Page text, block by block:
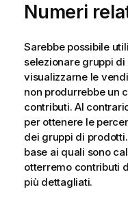
Numeri
Sarebbe possibile
selezionare gruppi
visualizzarne le
non produrrebbe un
contributi. Al
per ottenere le
dei gruppi di
base ai quali sono
otterremo contributi
più dettagliati.